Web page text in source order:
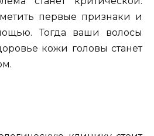
первые признаки и
Тогда ваши волосы
кожи головы станет